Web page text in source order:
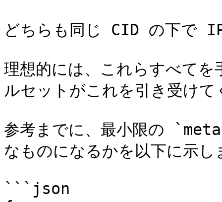
どちらも同じ CID の下で
理想的には、これらすべて
ルセットがこれを引き受けて
参考までに、最小限の
なものになるかを以下に示し
```json